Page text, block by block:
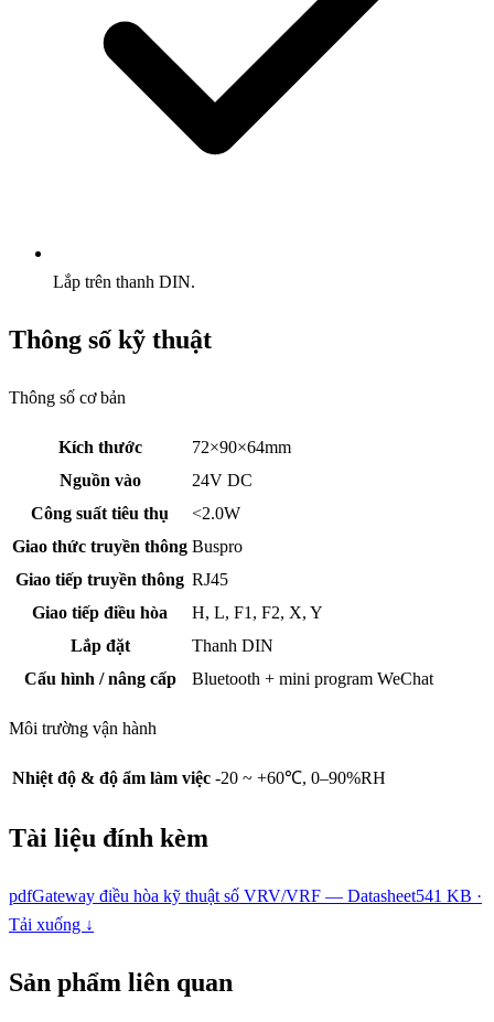
Lắp trên thanh DIN.
Thông số kỹ thuật
Thông số cơ bản
Kích thước
72×90×64mm
Nguồn vào
24V DC
Công suất tiêu thụ
<2.0W
Giao thức truyền thông Buspro
Giao tiếp truyền thông RJ45
Giao tiếp điều hòa
H, L, F1, F2, X, Y
Lắp đặt
Thanh DIN
Cấu hình / nâng cấp
Bluetooth + mini program WeChat
Môi trường vận hành
Nhiệt độ & độ ẩm làm việc -20 ~ +60℃, 0–90%RH
Tài liệu đính kèm
pdfGateway điều hòa kỹ thuật số VRV/VRF — Datasheet541 KB ·
Tải xuống ↓
Sản phẩm liên quan